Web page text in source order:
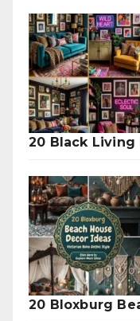
20 Black Living
20 Bloxburg